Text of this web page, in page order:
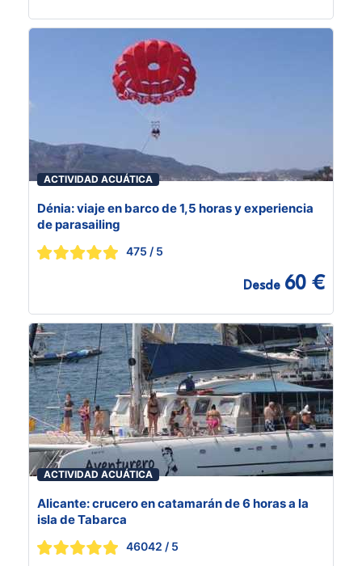
ACTIVIDAD ACUÁTICA
Dénia: viaje en barco de 1,5 horas y experiencia
de parasailing
475 / 5
Desde 60 €
ACTIVIDAD ACUÁTICA
Alicante: crucero en catamarán de 6 horas a la
isla de Tabarca
46042 / 5